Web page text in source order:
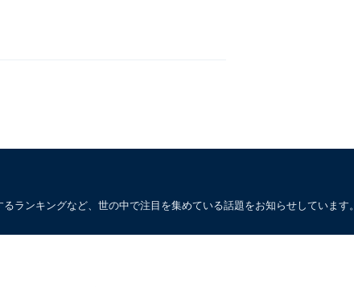
ランキングなど、世の中で注目を集めている話題をお知らせしています。